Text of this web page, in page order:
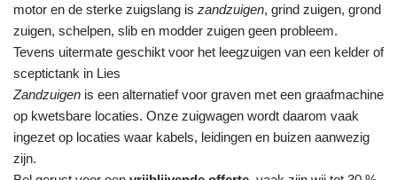
motor en de sterke zuigslang is zandzuigen, grind zuigen, grond
zuigen, schelpen, slib en modder zuigen geen probleem.
Tevens uitermate geschikt voor het leegzuigen van een kelder of
sceptictank in Lies
Zandzuigen is een alternatief voor graven met een graafmachine
op kwetsbare locaties. Onze zuigwagen wordt daarom vaak
ingezet op locaties waar kabels, leidingen en buizen aanwezig
zijn.